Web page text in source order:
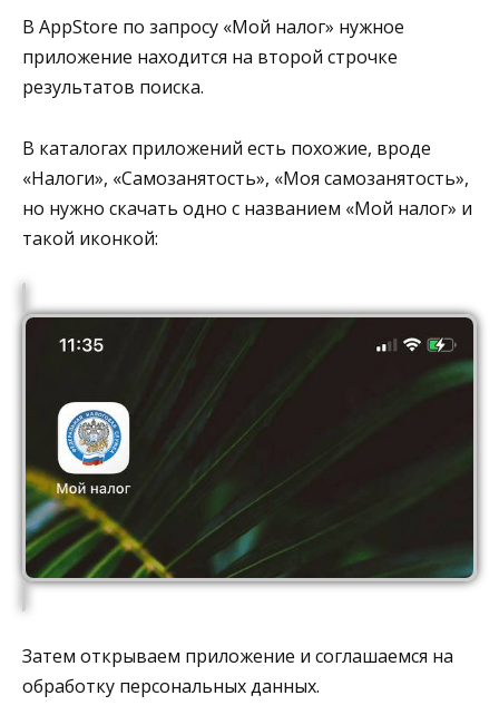
В AppStore по запросу «Мой налог» нужное
приложение находится на второй строчке
результатов поиска.
В каталогах приложений есть похожие, вроде
«Налоги», «Самозанятость», «Моя самозанятость»,
но нужно скачать одно с названием «Мой налог» и
такой иконкой:
Затем открываем приложение и соглашаемся на
обработку персональных данных.